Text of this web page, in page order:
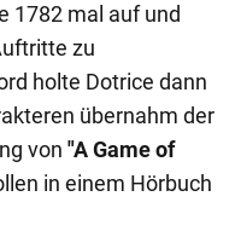
1782 mal auf und
zu
holte Dotrice dann
übernahm der
von "A Game of
in einem Hörbuch